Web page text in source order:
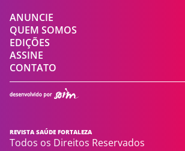
ANUNCIE
QUEM SOMOS
EDIÇÕES
ASSINE
CONTATO
REVISTA SAÚDE FORTALEZA
Todos os Direitos Reservados